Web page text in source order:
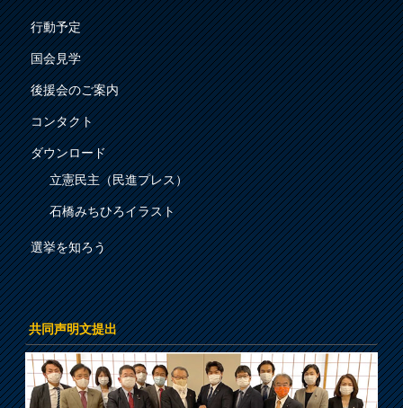
行動予定
国会見学
後援会のご案内
コンタクト
ダウンロード
立憲民主（民進プレス）
石橋みちひろイラスト
選挙を知ろう
共同声明文提出